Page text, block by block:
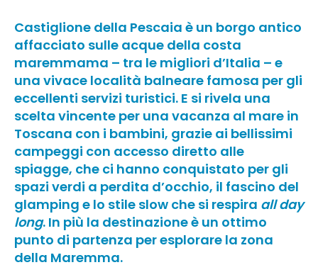
Castiglione della Pescaia è un borgo antico
affacciato sulle acque della costa
maremmama – tra le migliori d’Italia – e
una vivace località balneare famosa per gli
eccellenti servizi turistici. E si rivela una
scelta vincente per una vacanza al mare in
Toscana con i bambini, grazie ai bellissimi
campeggi con accesso diretto alle
spiagge, che ci hanno conquistato per gli
spazi verdi a perdita d’occhio, il fascino del
glamping e lo stile slow che si respira all day
long. In più la destinazione è un ottimo
punto di partenza per esplorare la zona
della Maremma.